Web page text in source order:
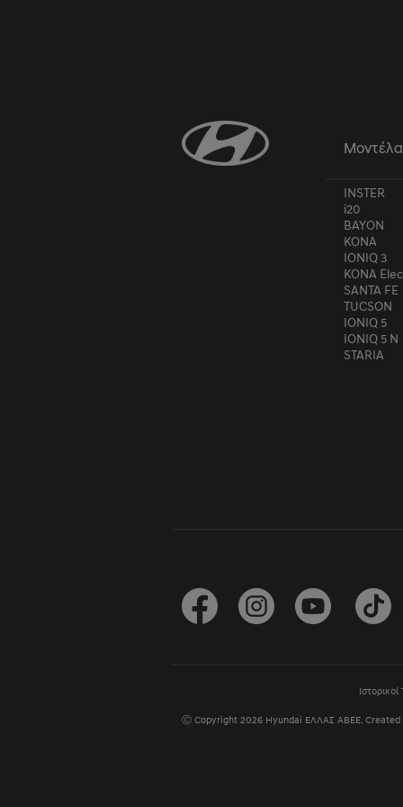
Μοντέλα
INSTER
i20
BAYON
KONA
IONIQ 3
KONA
SANTA FE
TUCSON
IONIQ 5
IONIQ 5 N
STARIA
Ⓒ Copyright 2026 Hyundai ΕΛΛΑΣ ΑΒΕΕ. Created